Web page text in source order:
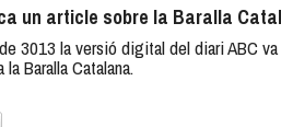
un article sobre la Baralla
3013 la versió digital del diari ABC va
Baralla Catalana.